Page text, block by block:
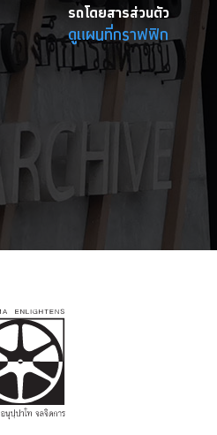
รถโดยสารส่วนตัว
ดูแผนที่กราฟฟิก